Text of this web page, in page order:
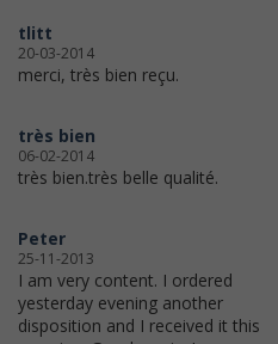
tlitt
20-03-2014
merci, très bien reçu.
très bien
06-02-2014
très bien.très belle qualité.
Peter
25-11-2013
I am very content. I ordered
yesterday evening another
disposition and I received it this